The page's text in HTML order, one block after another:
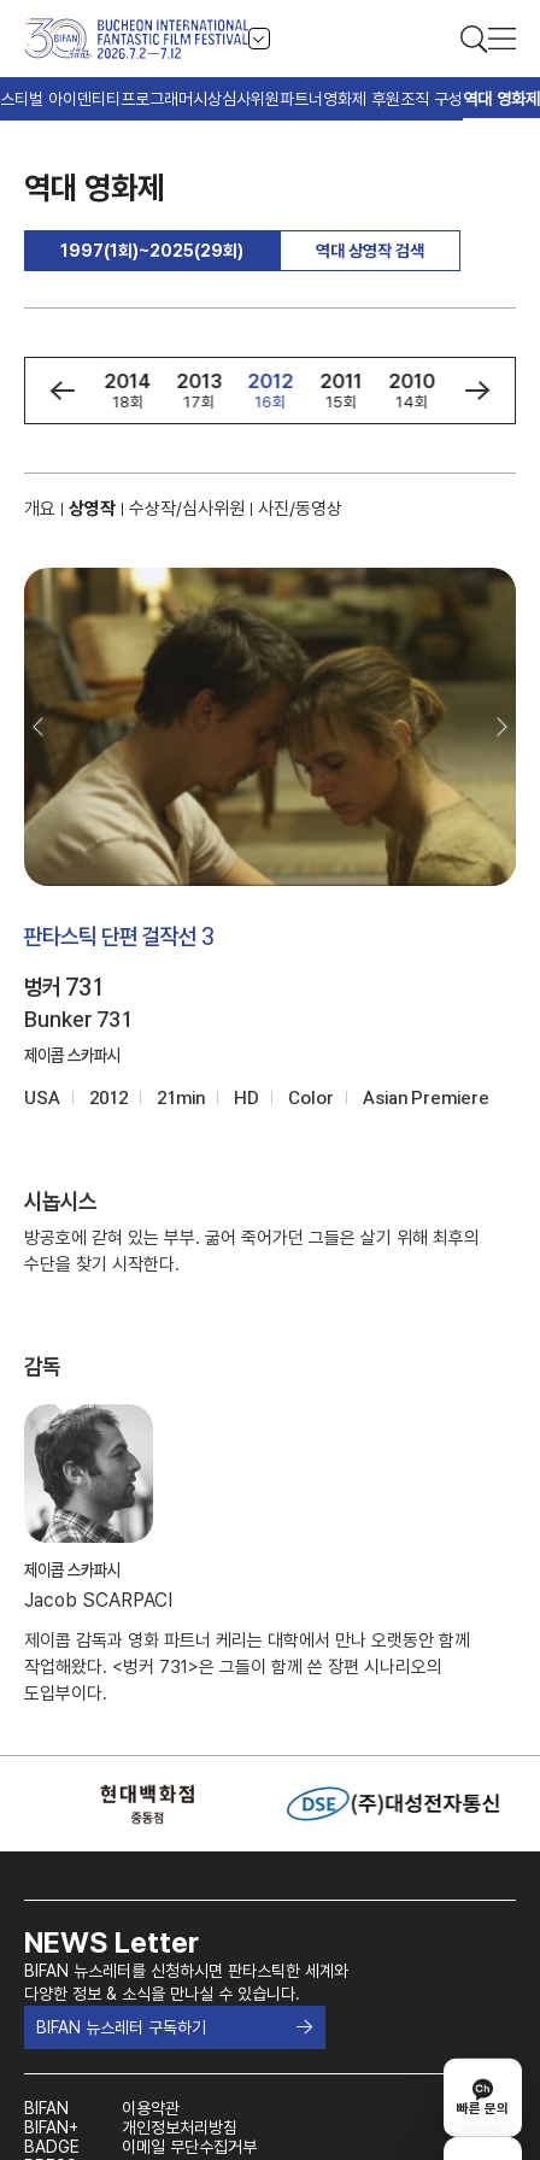
빠른 문의
티벌 아이덴티티 프로그래머시상심사위원파트너 영화제 후원조직 구성역대 영화제
역대 영화제
1997(1회)~2025(29회) 역대 상영작 검색
2015
19회
2014
18회
2013
17회
2012
16회
2011
15회
2010
14회
2009
13회
개요 상영작 수상작/심사위원 사진/동영상
판타스틱 단편 걸작선 3
벙커 731
Bunker 731
제이콥 스카파시
USA 2012 21min HD Color Asian Premiere
시놉시스
방공호에 갇혀 있는 부부. 굶어 죽어가던 그들은 살기 위해 최후의
수단을 찾기 시작한다.
감독
제이콥 스카파시
Jacob SCARPACI
제이콥 감독과 영화 파트너 케리는 대학에서 만나 오랫동안 함께
작업해왔다. <벙커 731>은 그들이 함께 쓴 장편 시나리오의
도입부이다.
NEWS Letter
BIFAN 뉴스레터를 신청하시면 판타스틱한 세계와
다양한 정보 & 소식을 만나실 수 있습니다.
BIFAN 뉴스레터 구독하기
BIFAN
BIFAN+
BADGE
이용약관
개인정보처리방침
이메일 무단수집거부